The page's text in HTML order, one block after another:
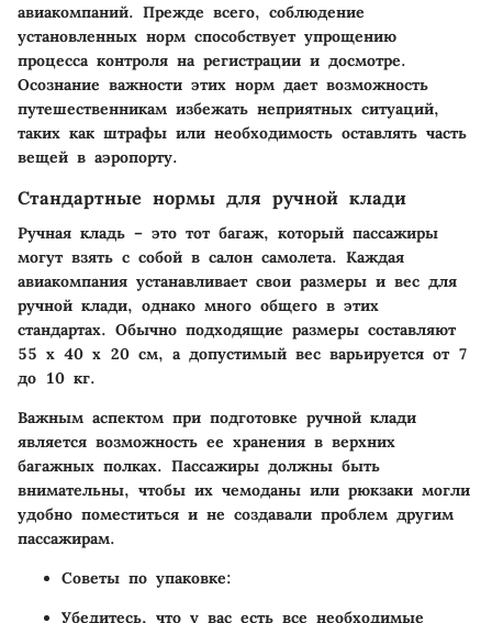
авиакомпаний. Прежде всего, соблюдение
установленных норм способствует упрощению
процесса контроля на регистрации и досмотре.
Осознание важности этих норм дает возможность
путешественникам избежать неприятных ситуаций,
таких как штрафы или необходимость оставлять часть
вещей в аэропорту.
Стандартные нормы для ручной клади
Ручная кладь – это тот багаж, который пассажиры
могут взять с собой в салон самолета. Каждая
авиакомпания устанавливает свои размеры и вес для
ручной клади, однако много общего в этих
стандартах. Обычно подходящие размеры составляют
55 x 40 x 20 см, а допустимый вес варьируется от 7
до 10 кг.
Важным аспектом при подготовке ручной клади
является возможность ее хранения в верхних
багажных полках. Пассажиры должны быть
внимательны, чтобы их чемоданы или рюкзаки могли
удобно поместиться и не создавали проблем другим
пассажирам.
Советы по упаковке:
Убедитесь, что у вас есть все необходимые